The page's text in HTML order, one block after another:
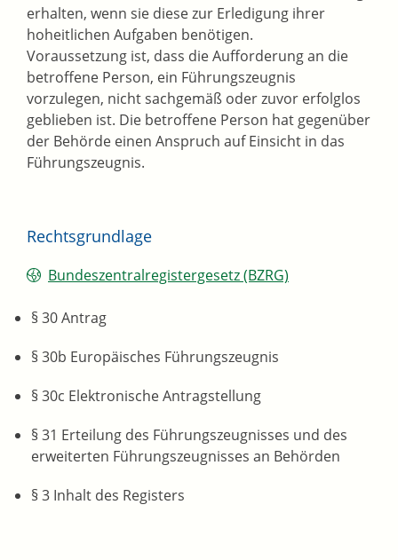
erhalten, wenn sie diese zur Erledigung ihrer
hoheitlichen Aufgaben benötigen.
Voraussetzung ist, dass die Aufforderung an die
betroffene Person, ein Führungszeugnis
vorzulegen, nicht sachgemäß oder zuvor erfolglos
geblieben ist. Die betroffene Person hat gegenüber
der Behörde einen Anspruch auf Einsicht in das
Führungszeugnis.
Rechtsgrundlage
Bundeszentralregistergesetz (BZRG)
§ 30 Antrag
§ 30b Europäisches Führungszeugnis
§ 30c Elektronische Antragstellung
§ 31 Erteilung des Führungszeugnisses und des
erweiterten Führungszeugnisses an Behörden
§ 3 Inhalt des Registers